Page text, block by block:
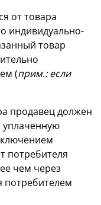
от товара
индивидуально-
товар
(прим.: если
продавец должен
уплаченную
потребителя
чем через
потребителем